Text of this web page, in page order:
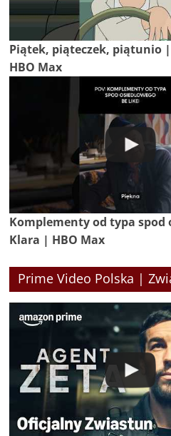
Piątek, piąteczek, piątunio
HBO Max
Komplementy od typa spod
Klara | HBO Max
Prime Video Polska |